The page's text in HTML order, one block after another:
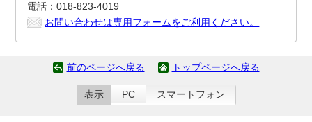
電話：018-823-4019
お問い合わせは専用フォームをご利用ください。
前のページへ戻る トップページへ戻る
表示 PC スマートフォン